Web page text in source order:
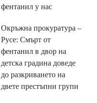
фентанил у нас
Окръжна прокуратура –
Русе: Смърт от
фентанил в двор на
детска градина доведе
до разкриването на
двете престъпни групи